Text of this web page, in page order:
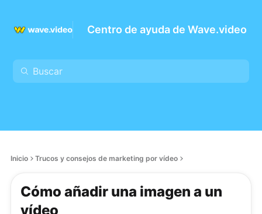
Centro de ayuda de Wave.video
Inicio Trucos y consejos de marketing por vídeo
Cómo añadir una imagen a un
vídeo